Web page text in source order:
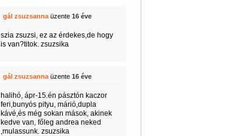
gál zsuzsannaüzente 16 éve
szia zsuzsi, ez az érdekes,de hogy
is van?titok. zsuzsika
gál zsuzsannaüzente 16 éve
halihó, ápr-15.én pásztón kaczor
feri,bunyós pityu, márió,dupla
kávé,és még sokan mások, akinek
kedve van, főleg andrea neked
,mulassunk. zsuzsika